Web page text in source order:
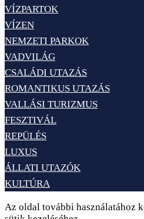
VÍZPARTOK
VÍZEN
NEMZETI PARKOK
VADVILÁG
CSALÁDI UTAZÁS
ROMANTIKUS UTAZÁS
VALLÁSI TURIZMUS
FESZTIVÁL
REPÜLÉS
LUXUS
ÁLLATI UTAZÓK
KULTÚRA
Az oldal további használatához